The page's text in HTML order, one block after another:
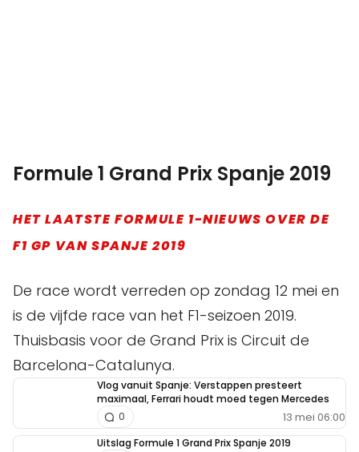
Formule 1 Grand Prix Spanje 2019
HET LAATSTE FORMULE 1-NIEUWS OVER DE
F1 GP VAN SPANJE 2019
De race wordt verreden op zondag 12 mei en
is de vijfde race van het F1-seizoen 2019.
Thuisbasis voor de Grand Prix is Circuit de
Barcelona-Catalunya.
Vlog vanuit Spanje: Verstappen presteert
maximaal, Ferrari houdt moed tegen Mercedes
13 mei 06:00
0
Uitslag Formule 1 Grand Prix Spanje 2019